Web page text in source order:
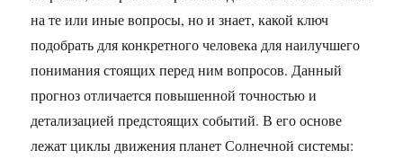
на те или иные вопросы, но и знает, какой ключ
подобрать для конкретного человека для наилучшего
понимания стоящих перед ним вопросов. Данный
прогноз отличается повышенной точностью и
детализацией предстоящих событий. В его основе
лежат циклы движения планет Солнечной системы: